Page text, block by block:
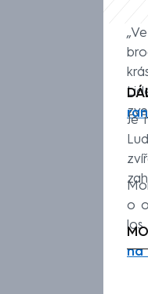
Je
o
los
na